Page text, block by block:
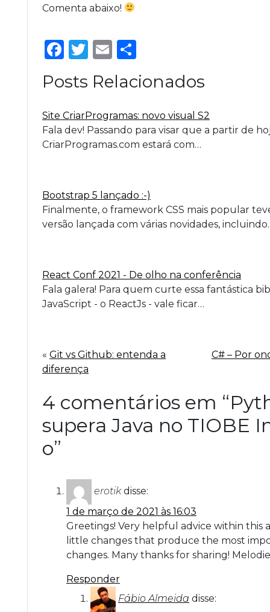
Comenta abaixo!
Facebook
Twitter
Email
Posts Relacionados
Site CriarProgramas: novo visual S2
Fala dev! Passando para visar que a partir de
CriarProgramas.com estará com…
Bootstrap 5 lançado :-)
Finalmente, o framework CSS mais popular
versão lançada com várias novidades,
React Conf 2021 - De olho na conferência
Fala galera! Para quem curte essa fantástica
JavaScript - o ReactJs - vale ficar…
« Git vs Github: entenda a
diferença
C# – Por
4 comentários em
supera Java no TIOBE
o”
erotik disse:
1 de março de 2021 às 16:03
Greetings! Very helpful advice within this
little changes that produce the most
changes. Many thanks for sharing!
Responder
Fábio Almeida disse: